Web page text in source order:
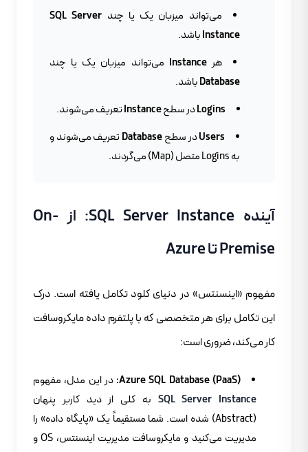
می‌تواند میزبان یک یا چند SQL Server
Instanceباشد.
هرInstance می‌تواند میزبان یک یا چند
Databaseباشد.
Loginsدر سطحInstanceتعریف می‌شوند.
Usersدر سطحDatabase تعریف می‌شوند و
به Logins متصل (Map) می‌گردند.
آینده SQL Server Instance: از On-
Premise تا Azure
مفهوم «اینسنتس» در دنیای کلود تکامل یافته است. درک
این تکامل برای هر متخصصی که با پلتفرم داده مایکروسافت
کار می‌کند، ضروری است:
Azure SQL Database (PaaS): در این مدل، مفهوم
SQL Server Instance به کلی از دید کاربر پنهان
(Abstract) شده است. شما مستقیماً یک «پایگاه داده» را
مدیریت می‌کنید و مایکروسافت مدیریت اینسنتس، OS و